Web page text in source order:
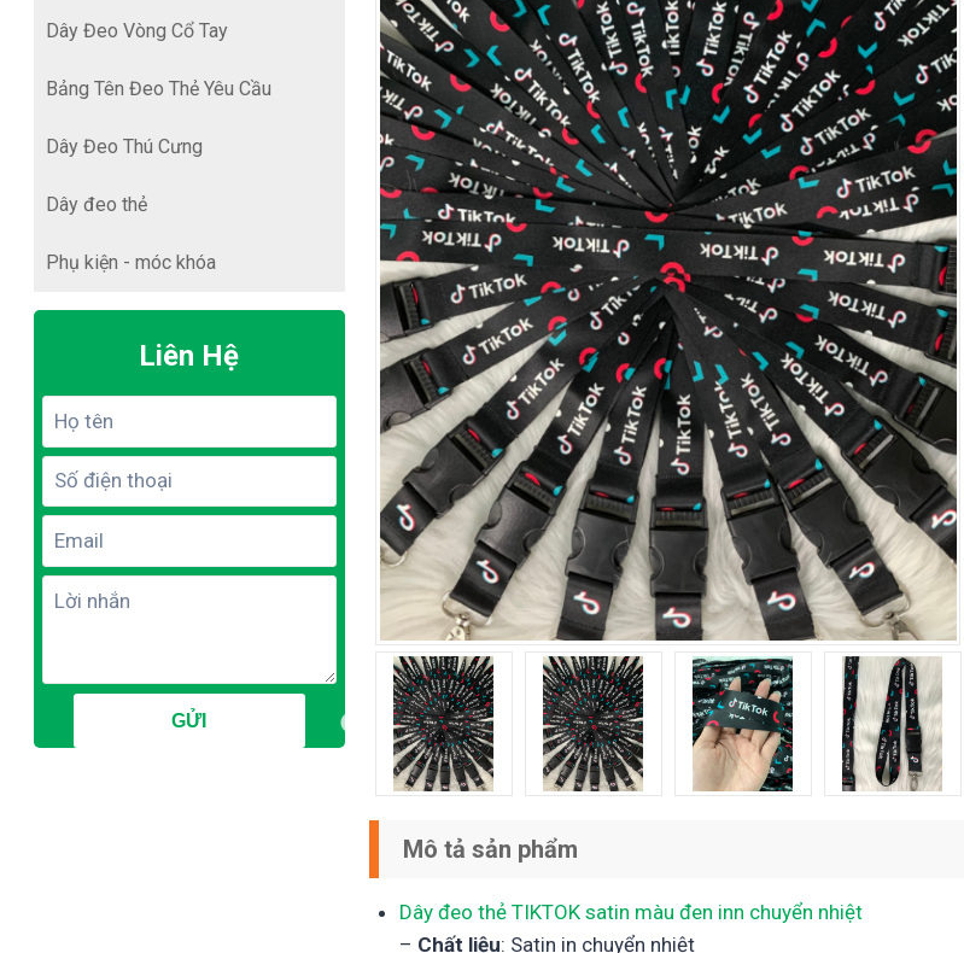
Dây Đeo Vòng Cổ Tay
Bảng Tên Đeo Thẻ Yêu Cầu
Dây Đeo Thú Cưng
Dây đeo thẻ
Phụ kiện - móc khóa
Liên Hệ
Mô tả sản phẩm
Dây đeo thẻ TIKTOK satin màu đen inn chuyển nhiệt
– Chất liệu: Satin in chuyển nhiệt